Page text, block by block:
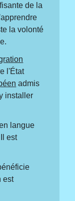
de la
la volonté
l'État
admis
installer
langue
est
est